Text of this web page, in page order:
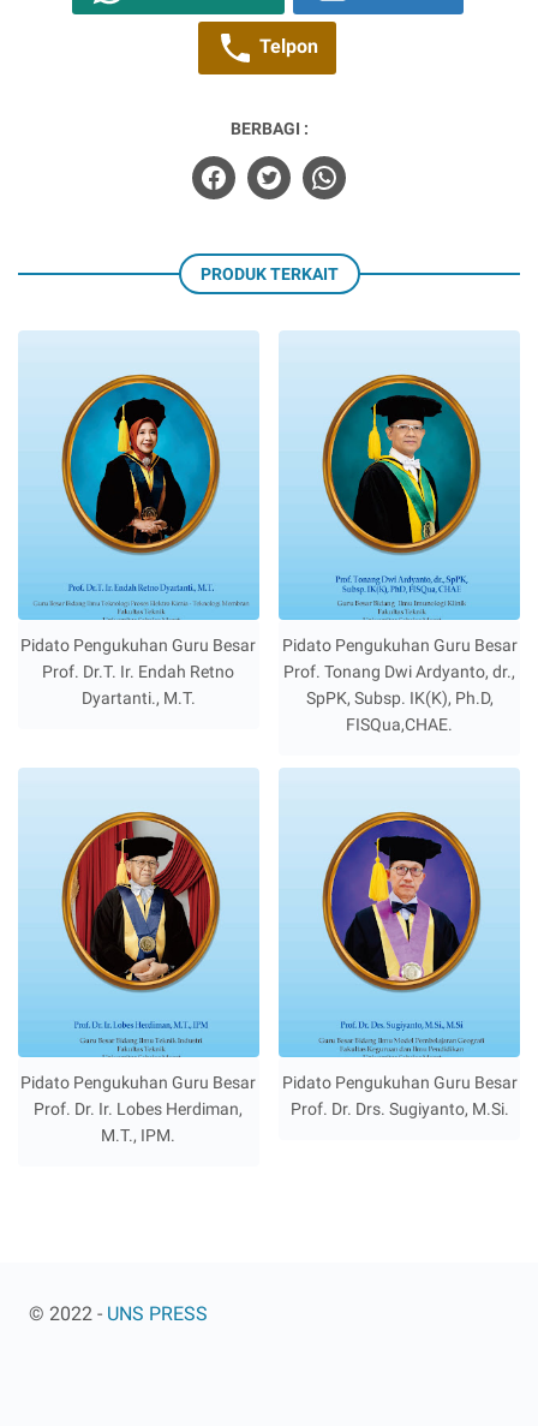
Telpon
BERBAGI :
PRODUK TERKAIT
Pidato Pengukuhan Guru Besar
Prof. Dr.T. Ir. Endah Retno
Dyartanti., M.T.
Pidato Pengukuhan Guru Besar
Prof. Tonang Dwi Ardyanto, dr.,
SpPK, Subsp. IK(K), Ph.D,
FISQua,CHAE.
Pidato Pengukuhan Guru Besar
Prof. Dr. Ir. Lobes Herdiman,
M.T., IPM.
Pidato Pengukuhan Guru Besar
Prof. Dr. Drs. Sugiyanto, M.Si.
© 2022 - UNS PRESS